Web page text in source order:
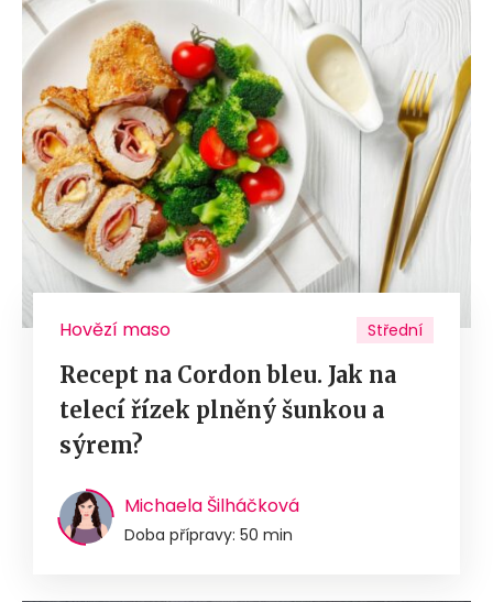
Hovězí maso Střední
Recept na Cordon bleu. Jak na
telecí řízek plněný šunkou a
sýrem?
Michaela Šilháčková
Doba přípravy: 50 min